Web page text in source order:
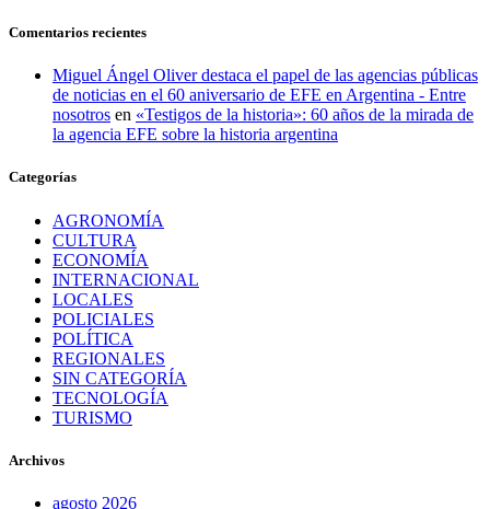
Comentarios recientes
Miguel Ángel Oliver destaca el papel de las agencias públicas
de noticias en el 60 aniversario de EFE en Argentina - Entre
nosotros en «Testigos de la historia»: 60 años de la mirada de
la agencia EFE sobre la historia argentina
Categorías
AGRONOMÍA
CULTURA
ECONOMÍA
INTERNACIONAL
LOCALES
POLICIALES
POLÍTICA
REGIONALES
SIN CATEGORÍA
TECNOLOGÍA
TURISMO
Archivos
agosto 2026